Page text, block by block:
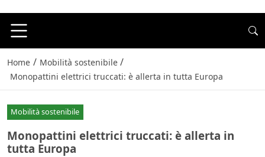
Home / Mobilità sostenibile /
Monopattini elettrici truccati: è allerta in tutta Europa
Mobilità sostenibile
Monopattini elettrici truccati: è allerta in
tutta Europa